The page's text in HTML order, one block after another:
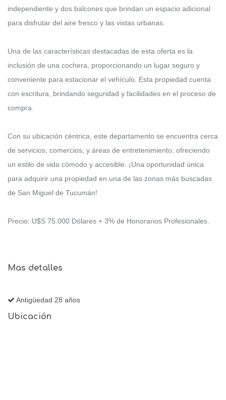
independiente y dos balcones que brindan un espacio adicional
para disfrutar del aire fresco y las vistas urbanas.
Una de las características destacadas de esta oferta es la
inclusión de una cochera, proporcionando un lugar seguro y
conveniente para estacionar el vehículo. Esta propiedad cuenta
con escritura, brindando seguridad y facilidades en el proceso de
compra.
Con su ubicación céntrica, este departamento se encuentra cerca
de servicios, comercios, y áreas de entretenimiento, ofreciendo
un estilo de vida cómodo y accesible. ¡Una oportunidad única
para adquirir una propiedad en una de las zonas más buscadas
de San Miguel de Tucumán!
Precio: U$S 75.000 Dólares + 3% de Honorarios Profesionales.
Mas detalles
Antigüedad 28 años
Ubicación